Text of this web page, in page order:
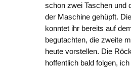
schon zwei Taschen und
der Maschine gehüpft.
konntet ihr bereits auf
begutachten, die zweite
heute vorstellen. Die
hoffentlich bald folgen,